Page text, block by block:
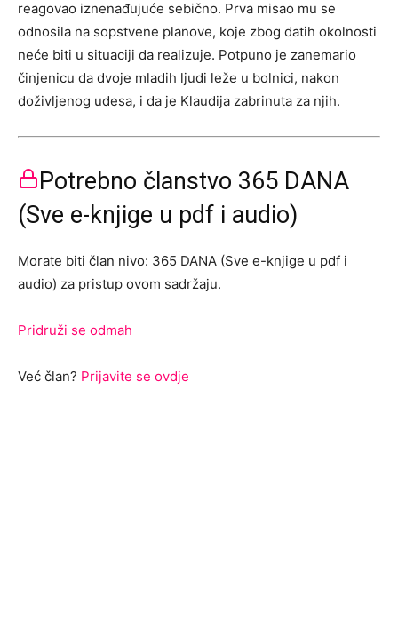
reagovao iznenađujuće sebično. Prva misao mu se
odnosila na sopstvene planove, koje zbog datih okolnosti
neće biti u situaciji da realizuje. Potpuno je zanemario
činjenicu da dvoje mladih ljudi leže u bolnici, nakon
doživljenog udesa, i da je Klaudija zabrinuta za njih.
Potrebno članstvo 365 DANA
(Sve e-knjige u pdf i audio)
Morate biti član nivo: 365 DANA (Sve e-knjige u pdf i
audio) za pristup ovom sadržaju.
Pridruži se odmah
Već član? Prijavite se ovdje